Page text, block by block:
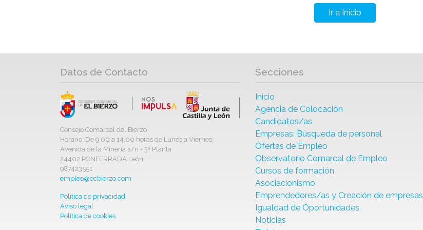
Ir a Inicio
Datos de Contacto
Consejo Comarcal del Bierzo
Horario: De 9,00 a 14,00 horas de Lunes a Viernes
Avenida de la Minería s/n - 3ª Planta
24402 PONFERRADA León
987423551
empleo@ccbierzo.com
Política de privacidad
Aviso legal
Política de cookies
Secciones
Inicio
Agencia de Colocación
Candidatos/as
Empresas: Búsqueda de personal
Ofertas de Empleo
Observatorio Comarcal de Empleo
Cursos de formación
Asociacionismo
Emprendedores/as y Creación de empresas
Igualdad de Oportunidades
Noticias